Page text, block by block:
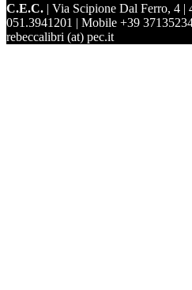
C.E.C. | Via Scipione Dal Ferro, 4
051.3941201 | Mobile +39
rebeccalibri (at) pec.it